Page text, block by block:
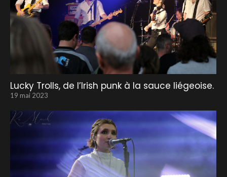
Lucky Trolls, de l’Irish punk à la sauce liégeoise.
19 mai 2023